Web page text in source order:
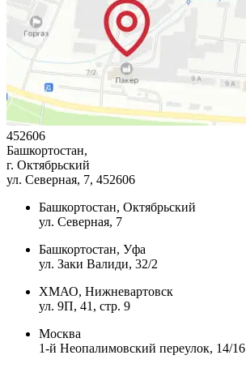
452606
Башкортостан,
г. Октябрьский
ул. Северная, 7, 452606
Башкортостан, Октябрьский
ул. Северная, 7
Башкортостан, Уфа
ул. Заки Валиди, 32/2
ХМАО, Нижневартовск
ул. 9П, 41, стр. 9
Москва
1-й Неопалимовский переулок, 14/16